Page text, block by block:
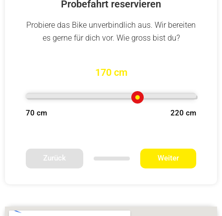
Probefahrt reservieren
Probiere das Bike unverbindlich aus. Wir bereiten
es gerne für dich vor. Wie gross bist du?
170 cm
70 cm 220 cm
Zurück Weiter